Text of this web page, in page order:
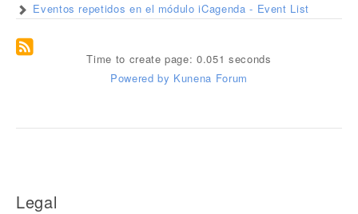
Eventos repetidos en el módulo iCagenda - Event List
Time to create page: 0.051 seconds
Powered by Kunena Forum
Legal